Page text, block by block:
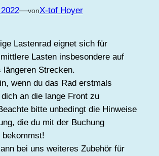
—vonX-tof Hoyer
Lastenrad eignet sich für
Lasten insbesondere auf
längeren Strecken.
wenn du das Rad erstmals
an die lange Front zu
bitte unbedingt die Hinweise
die du mit der Buchung
bei uns weiteres Zubehör für